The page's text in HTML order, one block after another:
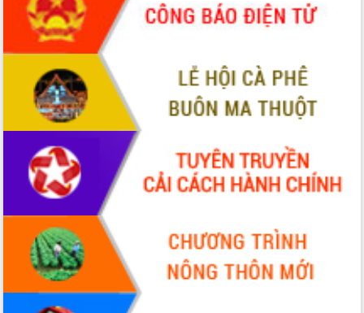
Đắk Lắk sẵn sàng các điều kiện cho
Ngày hội bầu cử đại biểu Quốc hội
khóa XVI và HĐND các cấp nhiệm kỳ
2026-2031
Đảm bảo cuộc bầu cử đại biểu Quốc
hội và đại biểu HĐND các cấp diễn ra
an toàn, hiệu quả, đúng quy định
Thủ tướng Chính phủ Phạm Minh Chính
kiểm tra, chỉ đạo hoàn thành các dự
án cao tốc và thăm khu tái định cư tại
Đắk Lắk
Sôi nổi Hội đua ngựa truyền thống Gò
Thì Thùng mừng Xuân Bính Ngọ 2026
Lãnh đạo tỉnh dâng hương tưởng niệm
tại Đập Đồng Cam đầu Xuân Bính Ngọ
Ngành nông nghiệp phấn đấu tăng
trưởng đạt 5,86% trong năm 2026
UBND tỉnh Đắk Lắk triển khai công tác